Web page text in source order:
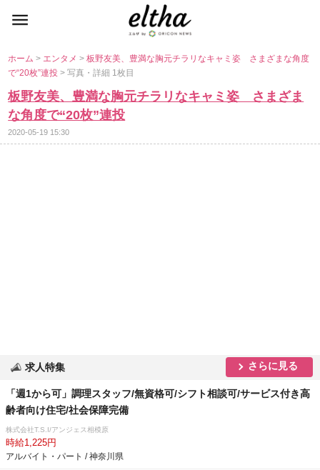
ホーム> エンタメ>板野友美、豊満な胸元チラリなキャミ姿 さまざまな角度
で“20枚”連投> 写真・詳細 1枚目
板野友美、豊満な胸元チラリなキャミ姿 さまざま
な角度で“20枚”連投
2020-05-19 15:30
求人特集 さらに見る
「週1から可」調理スタッフ/無資格可/シフト相談可/サービス付き高
齢者向け住宅/社会保障完備
株式会社T.S.I/アンジェス相模原
時給1,225円
アルバイト・パート / 神奈川県